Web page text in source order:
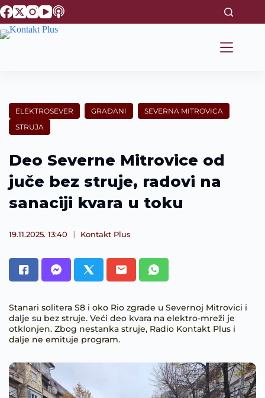
S
k
i
n
ELEKTROSEVER GRAĐANI
SEVERNA MITROVICA
STRUJA
Deo Severne Mitrovice od
juče bez struje, radovi na
sanaciji kvara u toku
19.11.2025. 13:40 Kontakt Plus
Stanari solitera S8 i oko Rio zgrade u Severnoj Mitrovici i
dalje su bez struje. Veći deo kvara na elektro-mreži je
otklonjen. Zbog nestanka struje, Radio Kontakt Plus i
dalje ne emituje program.